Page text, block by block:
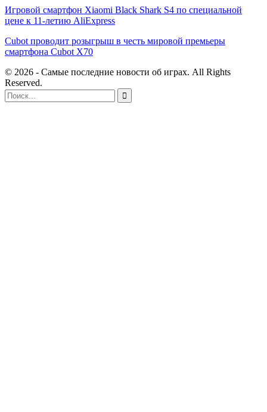
Игровой смартфон Xiaomi Black Shark S4 по специальной
цене к 11-летию AliExpress
Cubot проводит розыгрыш в честь мировой премьеры
смартфона Cubot X70
© 2026 - Самые последние новости об играх. All Rights
Reserved.